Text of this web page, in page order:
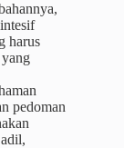
harus
pedoman